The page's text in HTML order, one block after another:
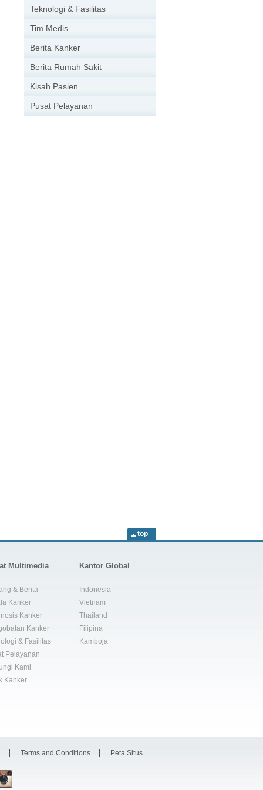
Teknologi & Fasilitas
Tim Medis
Berita Kanker
Berita Rumah Sakit
Kisah Pasien
Pusat Pelayanan
top
Multimedia
& Berita
Kanker
Kanker
Kanker
& Fasilitas
Pelayanan
Kami
Kanker
Kantor Global
Indonesia
Vietnam
Thailand
Filipina
Kamboja
Terms and Conditions Peta Situs